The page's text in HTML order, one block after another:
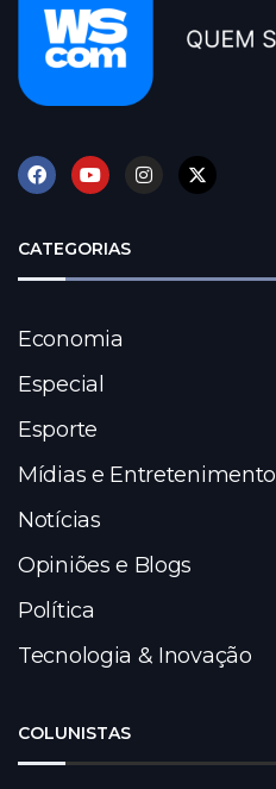
CATEGORIAS
Economia
Especial
Esporte
Mídias e Entretenimento
Notícias
Opiniões e Blogs
Política
Tecnologia & Inovação
COLUNISTAS